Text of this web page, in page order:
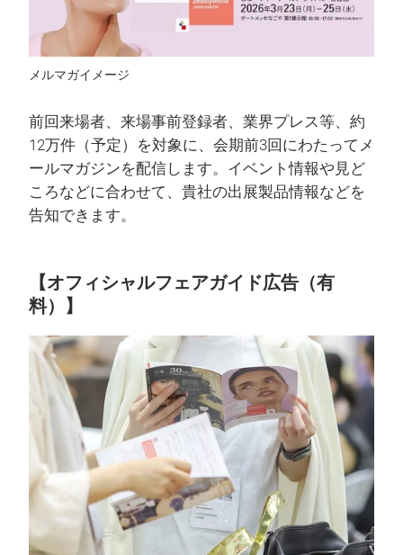
メルマガイメージ
前回来場者、来場事前登録者、業界プレス等、約
12万件（予定）を対象に、会期前3回にわたってメ
ールマガジンを配信します。イベント情報や見ど
ころなどに合わせて、貴社の出展製品情報などを
告知できます。
【オフィシャルフェアガイド広告（有
料）】